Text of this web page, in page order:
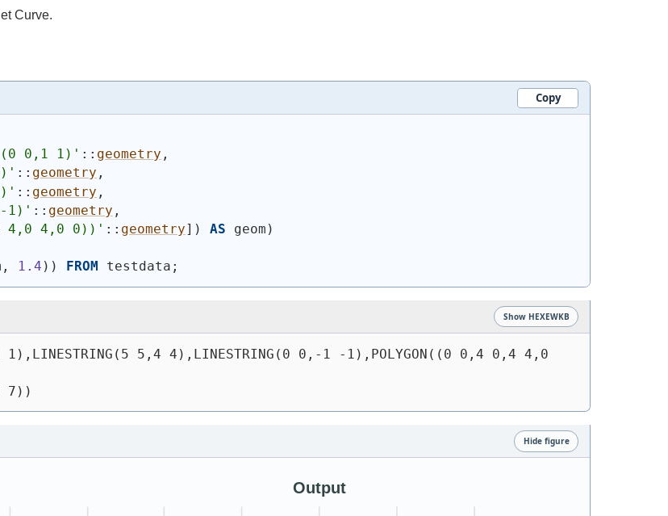
Curve.
Copy
(0 0,1 1) ' :: geometry ,
' :: geometry ,
' :: geometry ,
1) ' :: geometry ,
4,0 4,0 0)) ' :: geometry] ) AS geom )
1.4 ) ) FROM testdata;
Show HEXEWKB
0,1 1),LINESTRING(5 5,4 4),LINESTRING(0 0,-1 -1),POLYGON((0 0,4 0,4 4,0
7))
Hide figure